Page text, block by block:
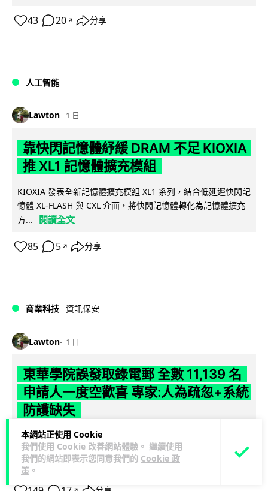
本網站正使用 Cookie
我們使用 Cookie 改善網站體驗。 繼續使用
我們的網站即表示您同意我們的 Cookie 政
策 。
43 20 ↗ 分享
人工智能
Lawton 1 日
靠快閃記憶體紓緩 DRAM 不足 KIOXIA
推 XL1 記憶體擴充模組
KIOXIA 發表全新記憶體擴充模組 XL1 系列，結合低延遲快閃記
憶體 XL-FLASH 與 CXL 介面，將快閃記憶體轉化為記憶體擴充
方...
閱讀全文
85 5 ↗ 分享
商業科技 資訊保安
Lawton 1 日
東華學院誤發取錄電郵 全數 11,139 名
申請人一度空歡喜 專家:人為疏忽+系統
防護缺失
東華學院今日（5 日）大學聯招放榜之際，因人為疏忽向全數
11,139 名課程申請人錯誤發出取錄通知電郵，令大批考生一度
以為獲得學位取錄，事... 閱讀全文